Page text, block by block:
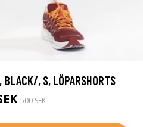
BLACK/, S, LÖPARSHORTS
500 SEK